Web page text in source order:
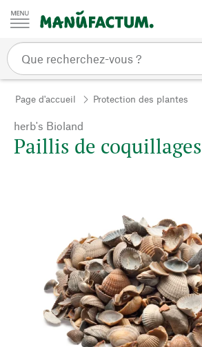
Passer au contenu
Page d'accueil Protection des plantes
herb's Bioland
Paillis de coquillages